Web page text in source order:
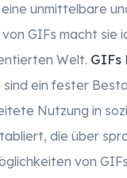
unmittelbare
GIFs macht sie
Welt. GIFs
sind ein fester
Nutzung in
die über
von